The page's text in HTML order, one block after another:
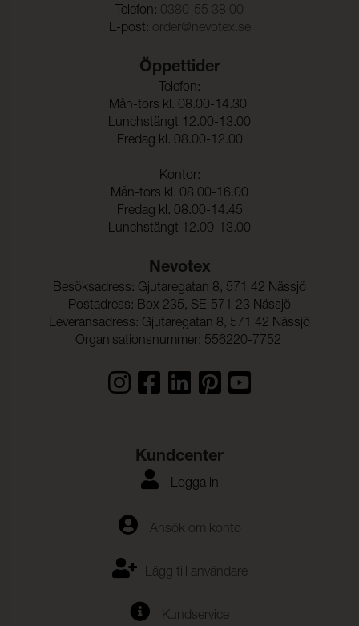
Telefon: 0380-55 38 00
E-post: order@nevotex.se
Öppettider
Telefon:
Mån-tors kl. 08.00-14.30
Lunchstängt 12.00-13.00
Fredag kl. 08.00-12.00
Kontor:
Mån-tors kl. 08.00-16.00
Fredag kl. 08.00-14.45
Lunchstängt 12.00-13.00
Nevotex
Besöksadress: Gjutaregatan 8, 571 42 Nässjö
Postadress: Box 235, SE-571 23 Nässjö
Leveransadress: Gjutaregatan 8, 571 42 Nässjö
Organisationsnummer: 556220-7752
Kundcenter
Logga in
Ansök om konto
Lägg till användare
Kundservice